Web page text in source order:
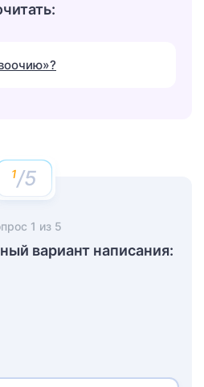
/5
1 из 5
вариант написания: